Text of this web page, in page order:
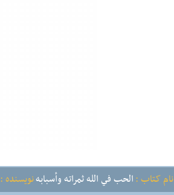
نام کتاب :الحب في الله ثمراته وأسبابهنویسنده :